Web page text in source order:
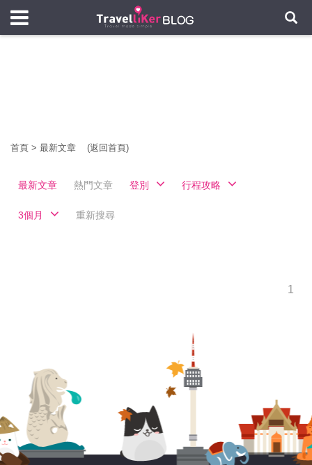
首頁 > 最新文章 (返回首頁)
最新文章 熱門文章 登別 行程攻略
3個月 重新搜尋
1